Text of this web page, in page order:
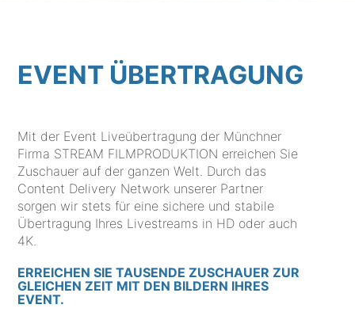
EVENT ÜBERTRAGUNG
Mit der Event Liveübertragung der Münchner
Firma STREAM FILMPRODUKTION erreichen Sie
Zuschauer auf der ganzen Welt. Durch das
Content Delivery Network unserer Partner
sorgen wir stets für eine sichere und stabile
Übertragung Ihres Livestreams in HD oder auch
4K.
ERREICHEN SIE TAUSENDE ZUSCHAUER ZUR
GLEICHEN ZEIT MIT DEN BILDERN IHRES
EVENT.